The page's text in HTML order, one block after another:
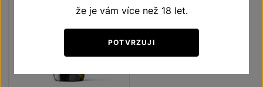
že je vám více než 18 let.
POTVRZUJI